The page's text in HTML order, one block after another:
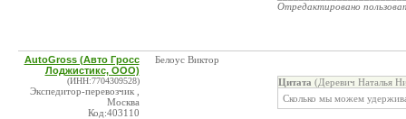
Отредактировано
AutoGross (Авто Гросс
Лоджистикс, ООО)
(ИНН:7704309528)
Экспедитор-перевозчик ,
Москва
Код:403110
Белоус Виктор
Цитата (Деревич Наталья
Сколько мы можем